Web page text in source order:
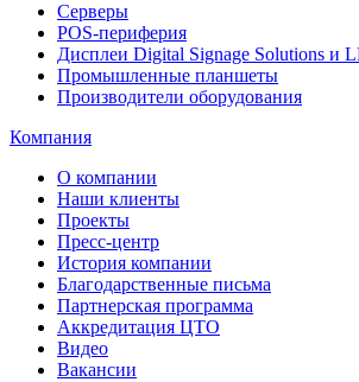
Серверы
POS-периферия
Дисплеи Digital Signage Solutions и
Промышленные планшеты
Производители оборудования
Компания
О компании
Наши клиенты
Проекты
Пресс-центр
История компании
Благодарственные письма
Партнерская программа
Аккредитация ЦТО
Видео
Вакансии